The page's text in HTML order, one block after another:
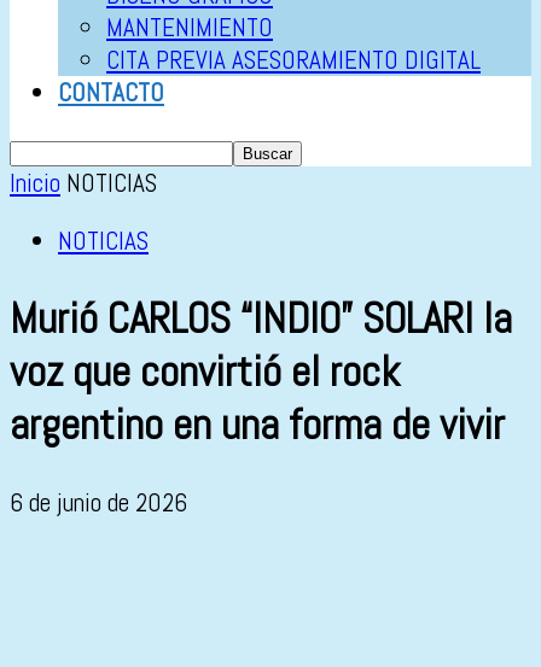
MANTENIMIENTO
CITA PREVIA ASESORAMIENTO DIGITAL
CONTACTO
Inicio NOTICIAS
NOTICIAS
Murió CARLOS “INDIO” SOLARI la
voz que convirtió el rock
argentino en una forma de vivir
6 de junio de 2026